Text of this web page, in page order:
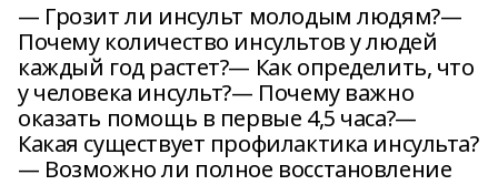
— Грозит ли инсульт молодым людям?—
Почему количество инсультов у людей
каждый год растет?— Как определить, что
у человека инсульт?— Почему важно
оказать помощь в первые 4,5 часа?—
Какая существует профилактика инсульта?
— Возможно ли полное восстановление